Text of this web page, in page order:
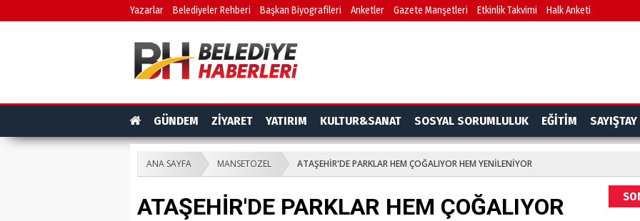
Yazarlar Belediyeler Rehberi Başkan Biyografileri Anketler Gazete Manşetleri Etkinlik Takvimi Halk Anketi
GÜNDEM ZİYARET YATIRIM KULTUR&SANAT SOSYAL SORUMLULUK EĞİTİM SAYIŞTAY
ANA SAYFA MANSETOZEL ATAŞEHİR'DE PARKLAR HEM ÇOĞALIYOR HEM YENİLENİYOR
ATAŞEHİR'DE PARKLAR HEM ÇOĞALIYOR